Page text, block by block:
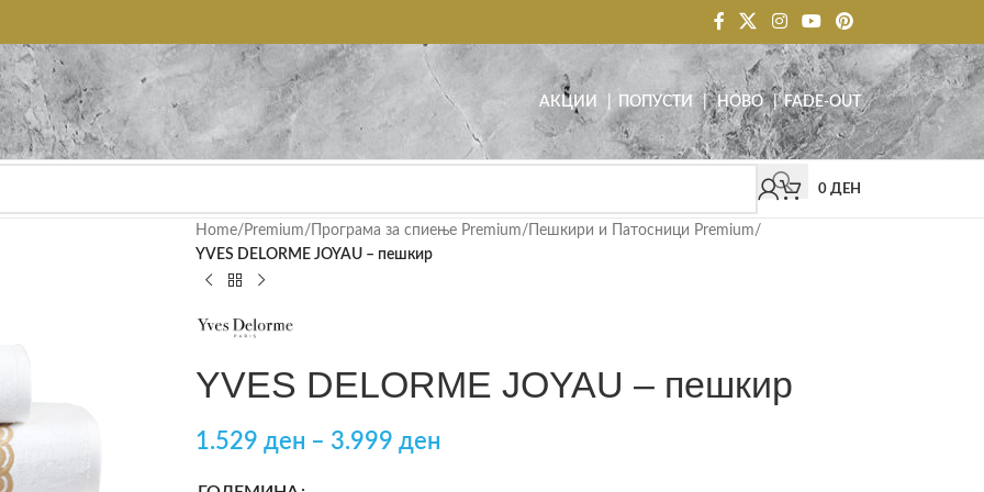
АКЦИИ | ПОПУСТИ |НОВО|FADE-OUT
0 ДЕН
Home/ Premium/ Програма за спиење Premium/ Пешкири и Патосници Premium/
YVES DELORME JOYAU – пешкир
YVES DELORME JOYAU – пешкир
1.529 ден – 3.999 ден